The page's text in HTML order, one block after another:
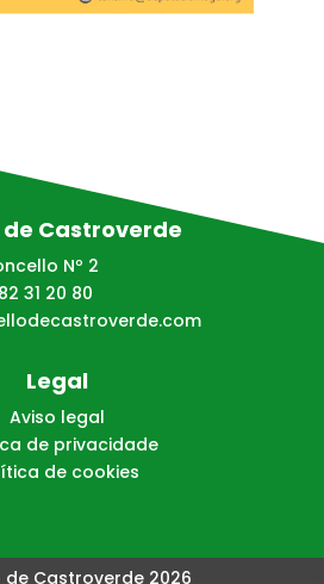
Castroverde
Nº 2
31 20 80
Legal
Aviso legal
de privacidade
de cookies
de Castroverde 2026